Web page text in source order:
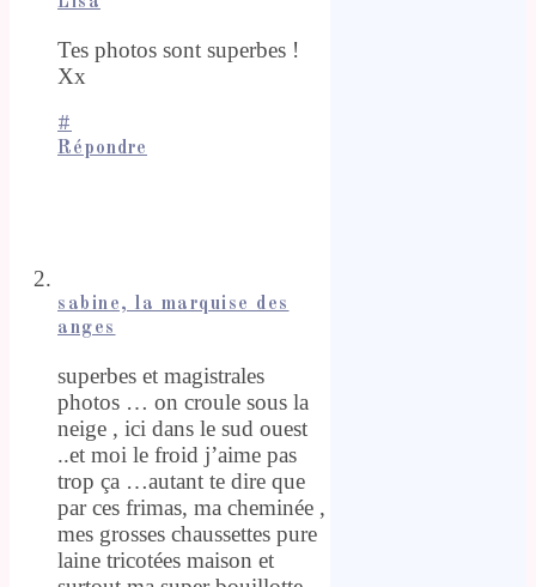
Tes photos sont superbes !
Xx
#
Répondre
sabine, la marquise des
anges
superbes et magistrales
photos … on croule sous la
neige , ici dans le sud ouest
..et moi le froid j’aime pas
trop ça …autant te dire que
par ces frimas, ma cheminée ,
mes grosses chaussettes pure
laine tricotées maison et